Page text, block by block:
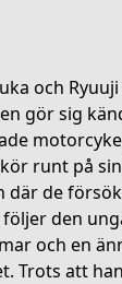
och
gör sig
runt på
där de
den
och en
Trots att